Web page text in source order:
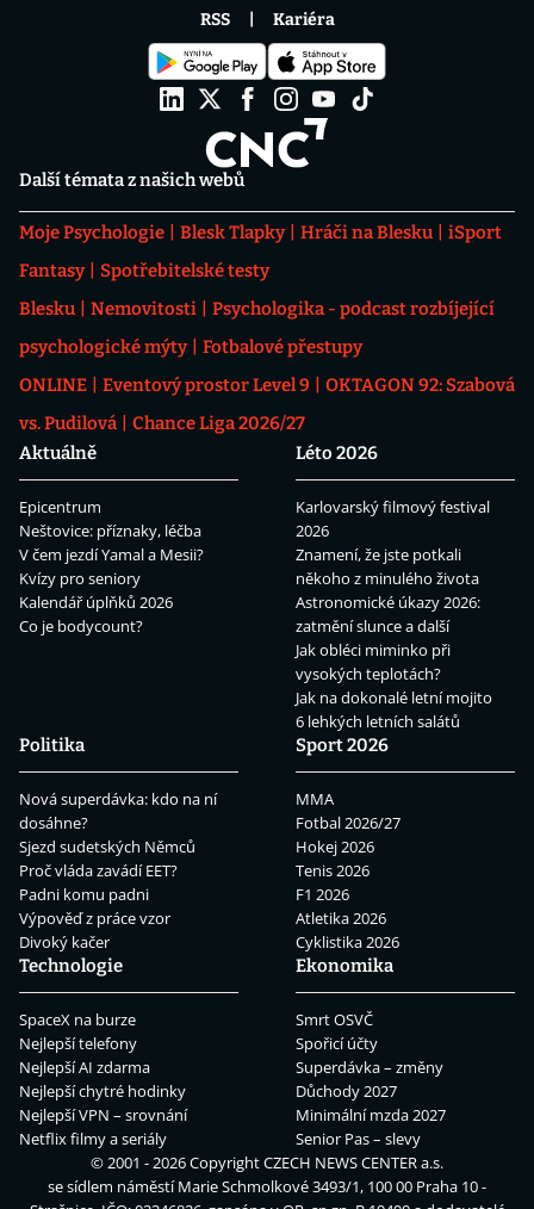
Další témata z našich webů
Moje Psychologie Blesk Tlapky Hráči na Blesku
iSport
Fantasy
Spotřebitelské testy
Blesku
Nemovitosti
Psychologika - podcast rozbíjející
psychologické mýty
Fotbalové přestupy
ONLINE
Eventový prostor Level 9
OKTAGON 92: Szabová
vs. Pudilová
Chance Liga 2026/27
Aktuálně
Epicentrum
Neštovice: příznaky, léčba
V čem jezdí Yamal a Mesii?
Kvízy pro seniory
Kalendář úplňků 2026
Co je bodycount?
Léto 2026
Karlovarský filmový festival
2026
Znamení, že jste potkali
někoho z minulého života
Astronomické úkazy 2026:
zatmění slunce a další
Jak obléci miminko při
vysokých teplotách?
Jak na dokonalé letní mojito
6 lehkých letních salátů
Politika
Nová superdávka: kdo na ní
dosáhne?
Sjezd sudetských Němců
Proč vláda zavádí EET?
Padni komu padni
Výpověď z práce vzor
Divoký kačer
Sport 2026
MMA
Fotbal 2026/27
Hokej 2026
Tenis 2026
F1 2026
Atletika 2026
Cyklistika 2026
Technologie
SpaceX na burze
Nejlepší telefony
Nejlepší AI zdarma
Nejlepší chytré hodinky
Nejlepší VPN – srovnání
Netflix filmy a seriály
Ekonomika
Smrt OSVČ
Spořicí účty
Superdávka – změny
Důchody 2027
Minimální mzda 2027
Senior Pas – slevy
RSS Kariéra
© 2001 - 2026 CopyrightCZECH NEWS CENTER a.s.
se sídlem náměstí Marie Schmolkové 3493/1, 100 00 Praha 10 -